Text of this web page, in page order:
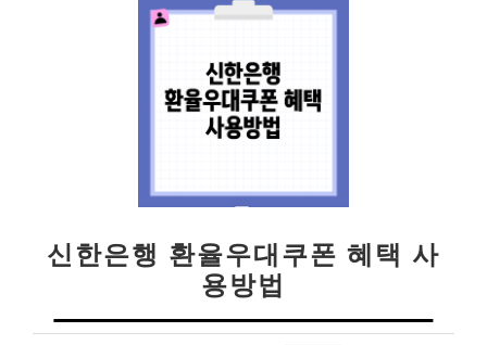
신한은행 환율우대쿠폰 혜택 사
용방법